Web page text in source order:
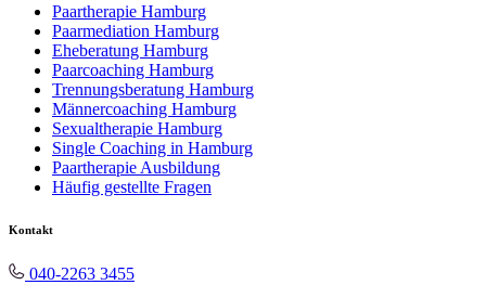
Paartherapie Hamburg
Paarmediation Hamburg
Eheberatung Hamburg
Paarcoaching Hamburg
Trennungsberatung Hamburg
Männercoaching Hamburg
Sexualtherapie Hamburg
Single Coaching in Hamburg
Paartherapie Ausbildung
Häufig gestellte Fragen
Kontakt
040-2263 3455